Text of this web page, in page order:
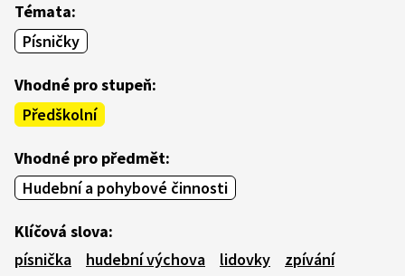
Témata:
Písničky
Vhodné pro stupeň:
Předškolní
Vhodné pro předmět:
Hudební a pohybové činnosti
Klíčová slova:
písnička
hudební výchova lidovky
zpívání